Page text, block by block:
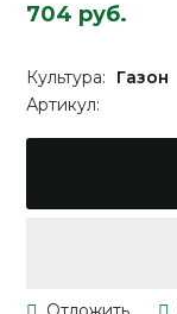
704 руб.
Культура:
Газон
Артикул: